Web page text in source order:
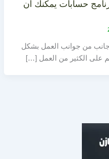
حسابات يمكنك ان
جانب من جوانب العمل بشكل
على الكثير من العمل […]